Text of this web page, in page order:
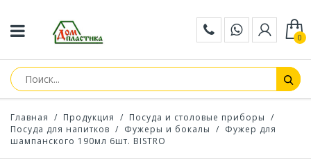
0
Главная / Продукция / Посуда и столовые приборы /
Посуда для напитков / Фужеры и бокалы / Фужер для
шампанского 190мл 6шт. BISTRO